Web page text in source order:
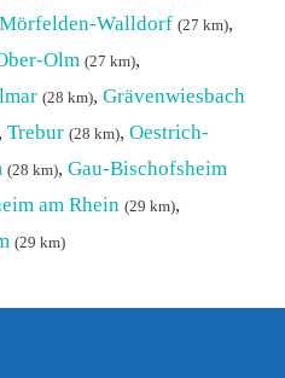
Mörfelden-Walldorf (27 km),
Olm (27 km),
(28 km), Grävenwiesbach
, Trebur (28 km), Oestrich-
(28 km), Gau-Bischofsheim
am Rhein (29 km),
(29 km)